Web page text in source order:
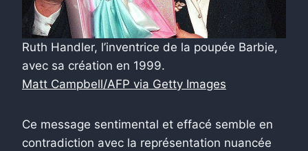
Ruth Handler, l’inventrice de la poupée Barbie,
avec sa création en 1999.
Matt Campbell/AFP via Getty Images
Ce message sentimental et effacé semble en
contradiction avec la représentation nuancée